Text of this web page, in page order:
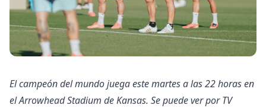
El campeón del mundo juega este martes a las 22 horas en
el Arrowhead Stadium de Kansas. Se puede ver por TV